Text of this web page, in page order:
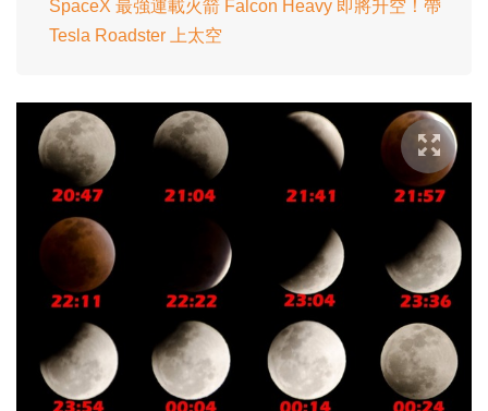
SpaceX 最強運載火箭 Falcon Heavy 即將升空！帶
Tesla Roadster 上太空